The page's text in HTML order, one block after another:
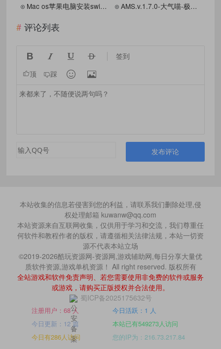
Mac os苹果电脑安装switch游戏使用软件
AMS.v.1.7.0-大气喵-极限超频整合包[支持HOS.v18.0.1]0608
评论列表
    签到
顶 踩  
发布评论
本站收集的信息若侵害到您的利益，请联系我们删除处理,侵
权处理邮箱 kuwanw@qq.com
本站资源来自互联网收集，仅供用于学习和交流，我们尊重任
何软件和教程作者的版权，请遵循相关法律法规，本站一切资
源不代表本站立场
©2019-2026酷玩资源网-资源网,游戏辅助网,每日分享大量优
质软件资源,游戏单机资源！ All right reserved. 版权所有
全站游戏和软件免责声明、若您需要使用非免费的软件或服务
或游戏，请购买正版授权并合法使用。
蜀ICP备2025175632号
注册用户：68 人
今日活跃：1 人
今日更新：12 篇
本站已有549273人访问
今日有286人访问
您的IP为：216.73.217.84